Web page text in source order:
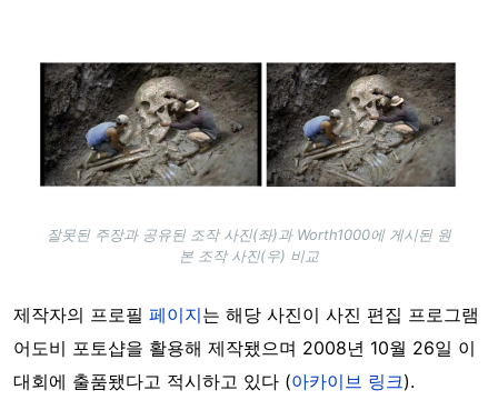
Image
잘못된 주장과 공유된 조작 사진(좌)과 Worth1000에 게시된 원
본 조작 사진(우) 비교
제작자의 프로필 페이지는 해당 사진이 사진 편집 프로그램
어도비 포토샵을 활용해 제작됐으며 2008년 10월 26일 이
대회에 출품됐다고 적시하고 있다 (아카이브 링크).